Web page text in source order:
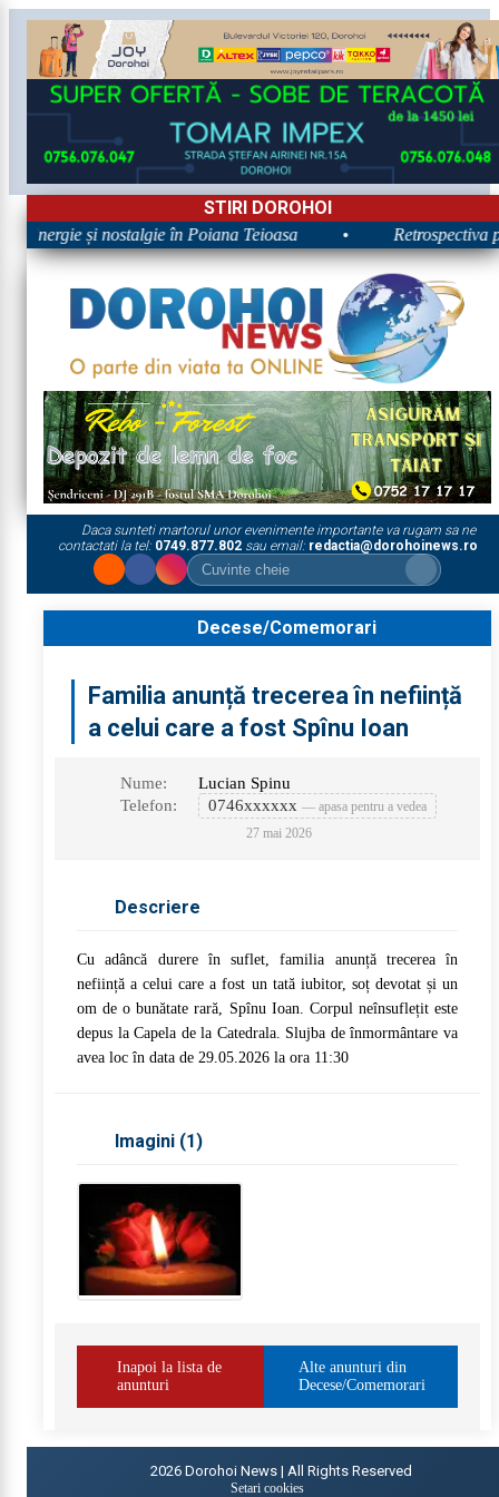
STIRI DOROHOI
Energie și nostalgie în Poiana Teioasa • Retrospectiva
Daca sunteti martorul unor evenimente importante va rugam sa ne
contactati la tel: 0749.877.802sau email: redactia@dorohoinews.ro
Decese/Comemorari
Familia anunță trecerea în neființă
a celui care a fost Spînu Ioan
Nume:
Lucian Spinu
Telefon:
0746xxxxxx — apasa pentru a vedea
27 mai 2026
Descriere
Cu adâncă durere în suflet, familia anunță trecerea în
neființă a celui care a fost un tată iubitor, soț devotat și un
om de o bunătate rară, Spînu Ioan. Corpul neînsuflețit este
depus la Capela de la Catedrala. Slujba de înmormântare va
avea loc în data de 29.05.2026 la ora 11:30
Imagini (1 )
Inapoi la lista de
anunturi
Alte anunturi din
Decese/Comemorari
2026 Dorohoi News | All Rights Reserved
Setari cookies